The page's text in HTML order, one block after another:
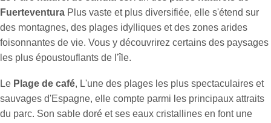
Fuerteventura Plus vaste et plus diversifiée, elle s'étend sur
des montagnes, des plages idylliques et des zones arides
foisonnantes de vie. Vous y découvrirez certains des paysages
les plus époustouflants de l'île.
Le Plage de café, L'une des plages les plus spectaculaires et
sauvages d'Espagne, elle compte parmi les principaux attraits
du parc. Son sable doré et ses eaux cristallines en font une